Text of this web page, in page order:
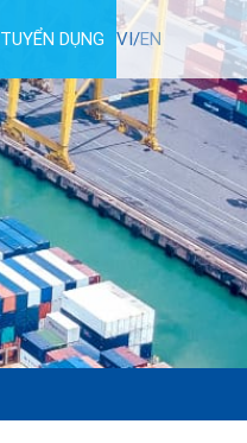
TUYỂN DỤNG VI/EN